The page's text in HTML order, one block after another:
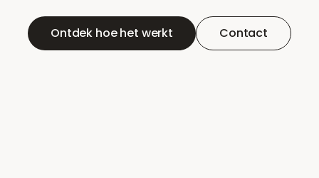
Ontdek hoe het werkt Contact